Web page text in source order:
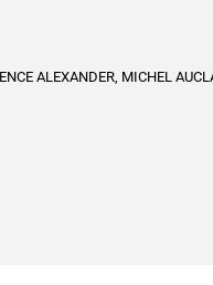
ALEXANDER, MICHEL